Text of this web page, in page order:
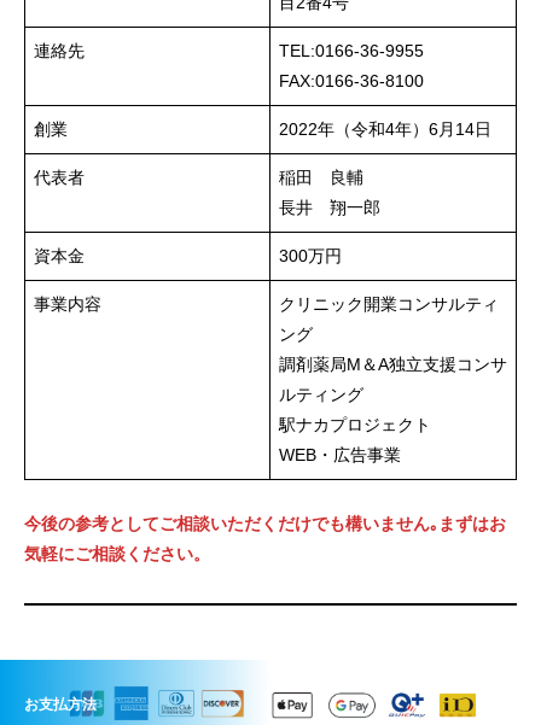
連絡先
TEL:0166-36-9955
FAX:0166-36-8100
創業 2022年（令和4年）6月14日
代表者
稲田 良輔
長井 翔一郎
資本金 300万円
事業内容
クリニック開業コンサルティ
ング
調剤薬局M＆A独立支援コンサ
ルティング
駅ナカプロジェクト
WEB・広告事業
今後の参考としてご相談いただくだけでも構いません｡まずはお
気軽にご相談ください。
お支払方法